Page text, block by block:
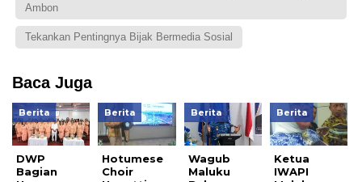
Ambon
Tekankan Pentingnya Bijak Bermedia Sosial
Baca Juga
Berita
DWP
Bagian
Berita
Hotumese
Choir
Berita
Wagub
Maluku
Berita
Ketua
IWAPI